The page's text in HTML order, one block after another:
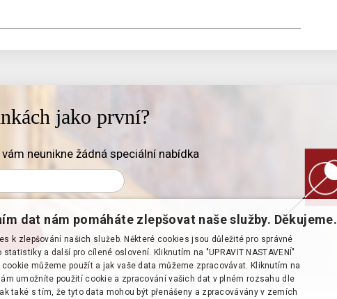
jako první?
neunikne žádná speciální nabídka
dat nám pomáháte zlepšovat naše služby. Děkujeme.
k zlepšování našich služeb. Některé cookies jsou důležité pro správné
a další pro cílené oslovení. Kliknutím na "UPRAVIT NASTAVENÍ"
můžeme použít a jak vaše data můžeme zpracovávat. Kliknutím na
umožníte použití cookie a zpracování vašich dat v plném rozsahu dle
také s tím, že tyto data mohou být přenášeny a zpracovávány v zemích